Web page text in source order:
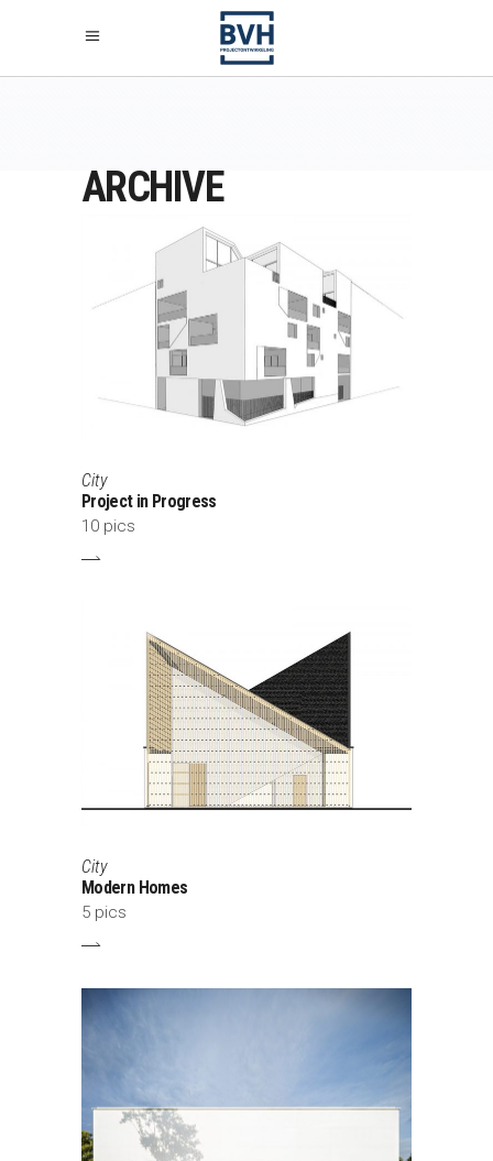
ARCHIVE
City
Project in Progress
10 pics
City
Modern Homes
5 pics